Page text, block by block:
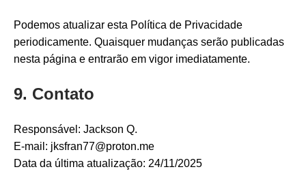
Podemos atualizar esta Política de Privacidade
periodicamente. Quaisquer mudanças serão publicadas
nesta página e entrarão em vigor imediatamente.
9. Contato
Responsável: Jackson Q.
E-mail: jksfran77@proton.me
Data da última atualização: 24/11/2025